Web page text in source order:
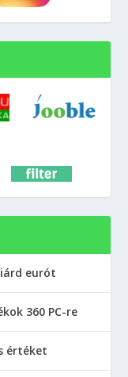
eurót
360 PC-re
értéket